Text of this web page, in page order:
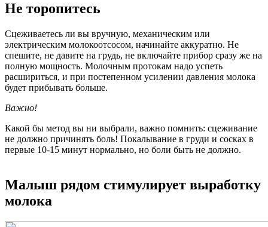
Не торопитесь
Сцеживаетесь ли вы вручную, механическим или
электрическим молокоотсосом, начинайте аккуратно. Не
спешите, не давите на грудь, не включайте прибор сразу же на
полную мощность. Молочным протокам надо успеть
расшириться, и при постепенном усилении давления молока
будет прибывать больше.
Важно!
Какой бы метод вы ни выбрали, важно помнить: сцеживание
не должно причинять боль! Покалывание в груди и сосках в
первые 10-15 минут нормально, но боли быть не должно.
Малыш рядом стимулирует выработку
молока